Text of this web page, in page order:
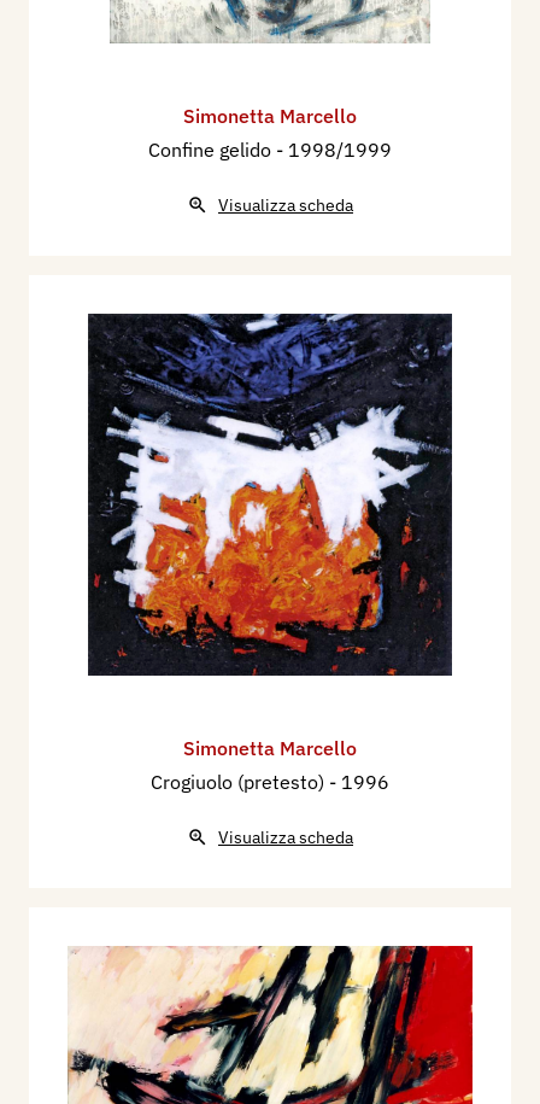
Simonetta Marcello
Confine gelido - 1998/1999
Visualizza scheda
Simonetta Marcello
Crogiuolo (pretesto) - 1996
Visualizza scheda